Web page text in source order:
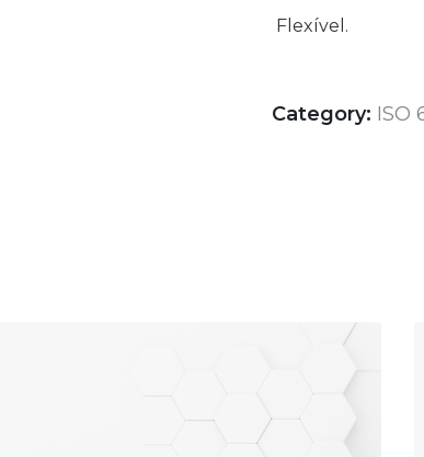
Flexível.
Category: ISO